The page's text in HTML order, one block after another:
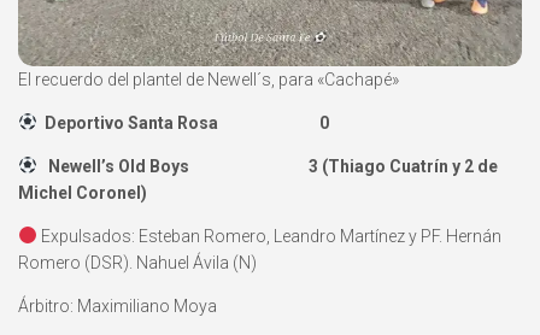
El recuerdo del plantel de Newell´s, para «Cachapé»
Deportivo Santa Rosa 0
Newell’s Old Boys 3 (Thiago Cuatrín y 2 de
Michel Coronel)
Expulsados: Esteban Romero, Leandro Martínez y PF. Hernán
Romero (DSR). Nahuel Ávila (N)
Árbitro: Maximiliano Moya